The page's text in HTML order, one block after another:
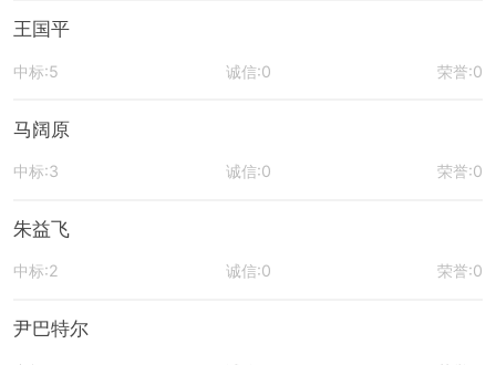
王国平
中标:5 诚信:0 荣誉:0
马阔原
中标:3 诚信:0 荣誉:0
朱益飞
中标:2 诚信:0 荣誉:0
尹巴特尔